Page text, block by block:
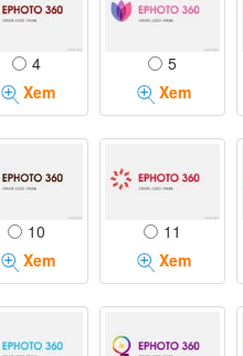
4
Xem
5
Xem
10
Xem
11
Xem